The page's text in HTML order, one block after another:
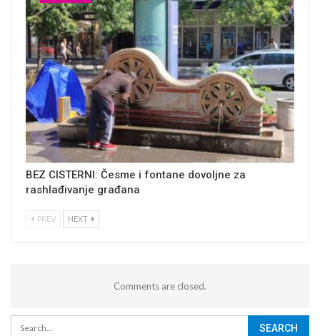
BEZ CISTERNI: Česme i fontane dovoljne za
rashlađivanje građana
PREV NEXT
Comments are closed.